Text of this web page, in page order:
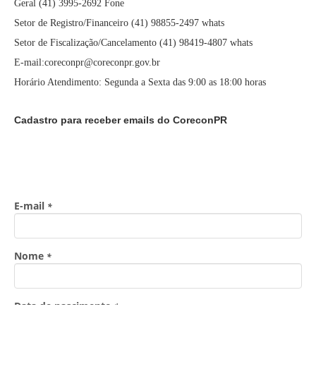
Geral (41) 3995-2692 Fone
Setor de Registro/Financeiro (41) 98855-2497 whats
Setor de Fiscalização/Cancelamento (41) 98419-4807 whats
E-mail:coreconpr@coreconpr.gov.br
Horário Atendimento: Segunda a Sexta das 9:00 as 18:00 horas
Cadastro para receber emails do CoreconPR